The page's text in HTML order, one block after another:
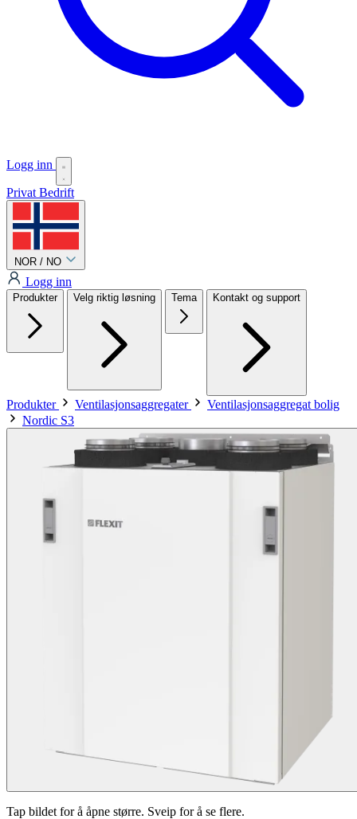
Logg inn
Privat Bedrift
NOR / NO
Logg inn
Produkter Velg riktig løsning Tema Kontakt og support
Produkter Ventilasjonsaggregater
Ventilasjonsaggregat bolig
Nordic S3
Tap bildet for å åpne større. Sveip for å se flere.